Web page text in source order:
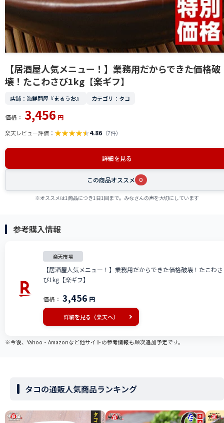
【居酒屋人気メニュー！】業務用だからできた価格破
壊！たこわさび1kg【楽ギフ】
店舗：海鮮問屋『まるうお』 カテゴリ：タコ
価格： 3,456 円
楽天レビュー評価： ★★★★★4.86 （7件）
詳細を見る
この商品オススメ 0
※オススメは1商品につき1日1回まで。みなさんの声を大切にしています
参考購入情報
楽天市場
【居酒屋人気メニュー！】業務用だからできた価格破壊！たこわさ
び1kg【楽ギフ】
価格： 3,456 円
詳細を見る（楽天へ）
※今後、Yahoo・Amazonなど他サイトの参考情報も順次追加予定です。
タコの通販人気商品ランキング